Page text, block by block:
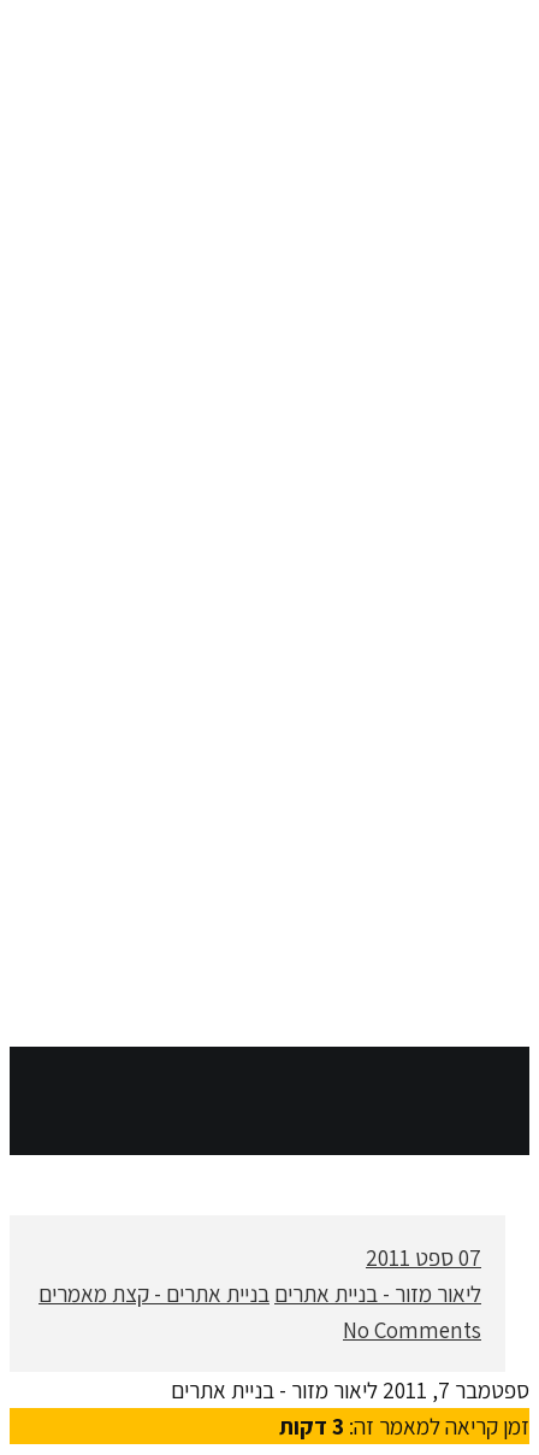
07ספט 2011
ליאור מזור - בניית אתרים בניית אתרים - קצת מאמרים
No Comments
ספטמבר 7, 2011
ליאור מזור - בניית אתרים
זמן קריאה למאמר זה: 3 דקות